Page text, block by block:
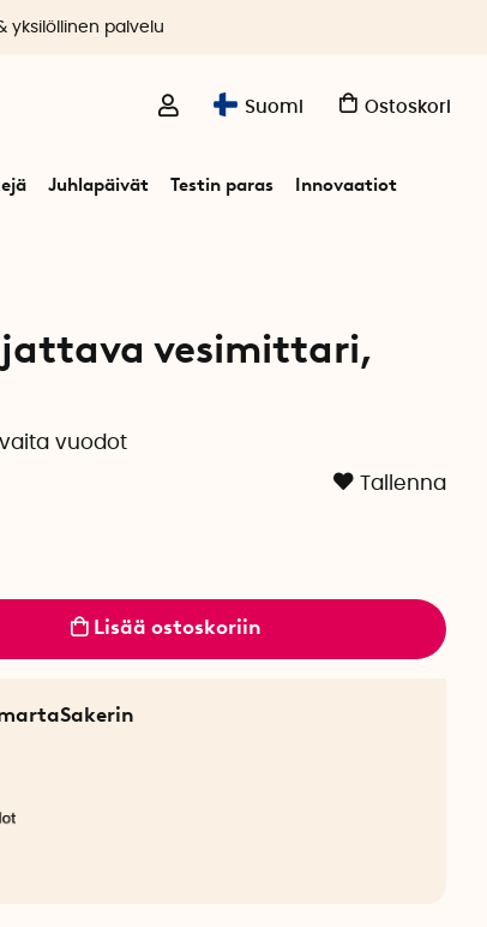
Suomi Ostoskori
Juhlapäivät Testin paras Innovaatiot
yksilöllinen palvelu
vesimittari,
vuodot
Tallenna
Lisää ostoskoriin